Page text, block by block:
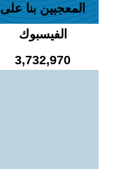
المعجبين بنا على
الفيسبوك
3,732,970